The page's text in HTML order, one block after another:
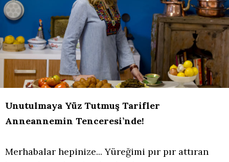
Unutulmaya Yüz Tutmuş Tarifler
Anneannemin Tenceresi’nde!
Merhabalar hepinize... Yüreğimi pır pır attıran